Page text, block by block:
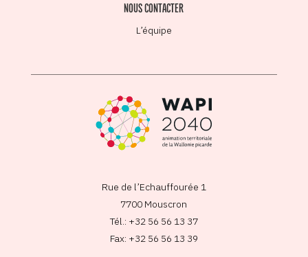
NOUS CONTACTER
L’équipe
Rue de l’Echauffourée 1
7700 Mouscron
Tél.: +32 56 56 13 37
Fax: +32 56 56 13 39